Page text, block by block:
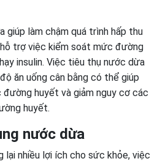
giúp làm chậm quá trình hấp thu
trợ việc kiểm soát mức đường
insulin. Việc tiêu thụ nước dừa
ăn uống cân bằng có thể giúp
huyết và giảm nguy cơ các
huyết.
nước dừa
lại nhiều lợi ích cho sức khỏe, việc